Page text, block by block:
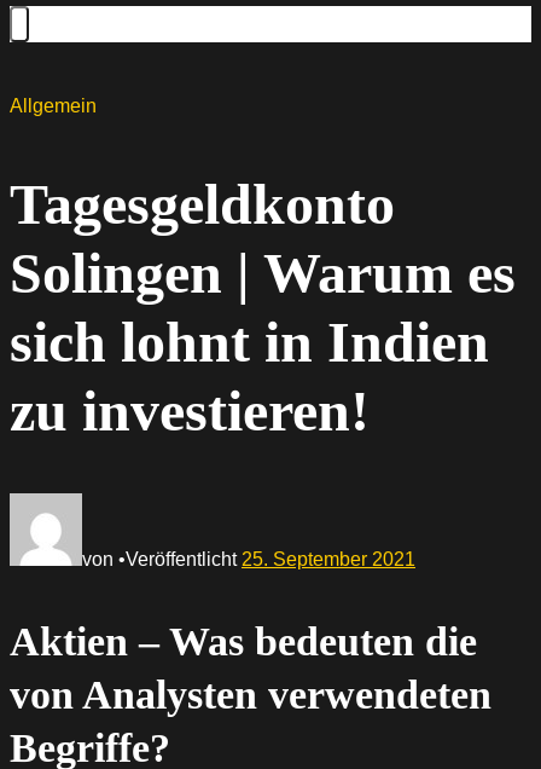
Allgemein
Tagesgeldkonto
Solingen | Warum es
sich lohnt in Indien
zu investieren!
von •Veröffentlicht 25. September 2021
Aktien – Was bedeuten die
von Analysten verwendeten
Begriffe?